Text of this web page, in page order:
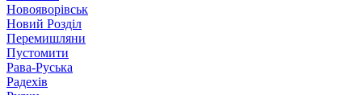
Новояворівськ
Новий Розділ
Перемишляни
Пустомити
Рава-Руська
Радехів